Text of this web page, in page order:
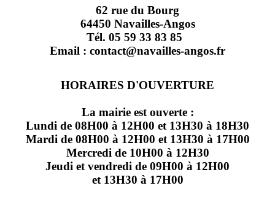
62 rue du Bourg
64450 Navailles-Angos
Tél. 05 59 33 83 85
Email : contact@navailles-angos.fr
HORAIRES D'OUVERTURE
La mairie est ouverte :
Lundi de 08H00 à 12H00 et 13H30 à 18H30
Mardi de 08H00 à 12H00 et 13H30 à 17H00
Mercredi de 10H00 à 12H30
Jeudi et vendredi de 09H00 à 12H00
et 13H30 à 17H00